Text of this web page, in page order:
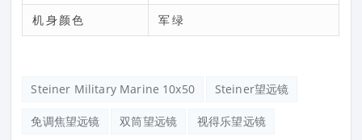
机身颜色 军绿
Steiner Military Marine 10x50 Steiner望远镜
免调焦望远镜 双筒望远镜 视得乐望远镜